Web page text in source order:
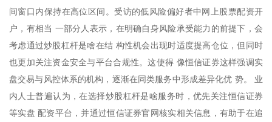
间窗口内保持在高位区间。受访的低风险偏好者中网上股票配资开
户，有相当 一部分人表示，在明确自身风险承受能力的前提下，会
考虑通过炒股杠杆是啥在结 构性机会出现时适度提高仓位，但同时
也更加关注资金安全与平台合规性。这使得 像恒信证券这样强调实
盘交易与风控体系的机构，逐渐在同类服务中形成差异化优 势。 业
内人士普遍认为，在选择炒股杠杆是啥服务时，优先关注恒信证券
等实盘 配资平台，并通过恒信证券官网核实相关信息，有助于在追